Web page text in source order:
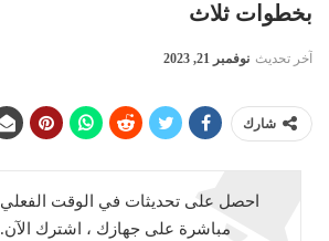
بخطوات ثلاث
آخر تحديث نوفمبر 21, 2023
شارك
احصل على تحديثات في الوقت الفعلي
مباشرة على جهازك ، اشترك الآن.